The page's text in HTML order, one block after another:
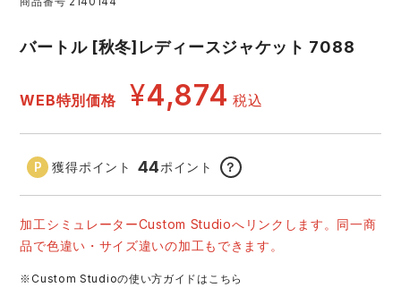
アイトス ランキング
ジーベック ランキング
ネーム刺繍・プリント加工対象商品
ニット
ファン付きウェア
防寒
エアークラフト
サーヴォ セロリー 大阪支店
アタックベース サンエス
中塚被服 イーブンリバー
スターライト工業 東洋物産工業
弘進ゴム 藤井電工
バートル [秋冬]レディースジャケット 7088
WEB特別価格 ¥4,874 税込
獲得ポイント 44ポイント ？
加工シミュレーターCustom Studioへリンクします。同一商
品で色違い・サイズ違いの加工もできます。
※Custom Studioの使い方ガイドはこちら